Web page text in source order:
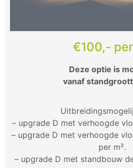
€100,-
Deze optie is
vanaf
– upgrade D met verhoogde
– upgrade D met verhoogde
per m².
– upgrade D met standbouw